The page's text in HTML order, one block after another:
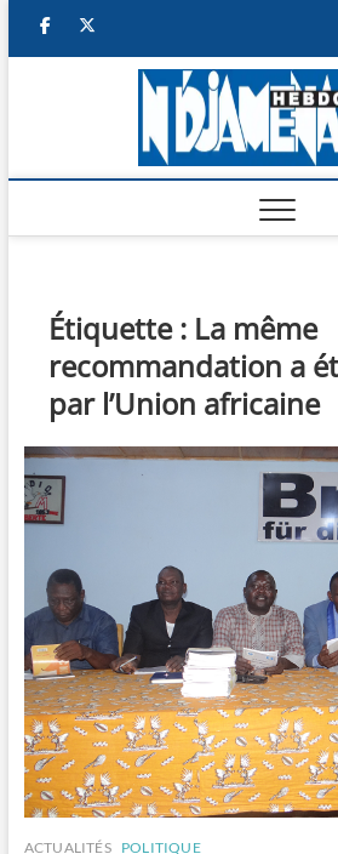
facebook
Étiquette : La même
recommandation a
par l’Union africaine
ACTUALITÉS POLITIQUE